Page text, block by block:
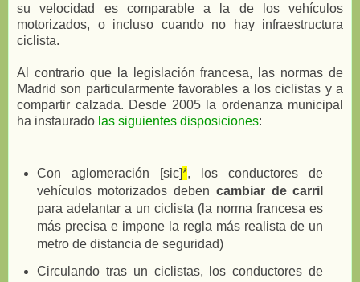
su velocidad es comparable a la de los vehículos
motorizados, o incluso cuando no hay infraestructura
ciclista.
Al contrario que la legislación francesa, las normas de
Madrid son particularmente favorables a los ciclistas y a
compartir calzada. Desde 2005 la ordenanza municipal
ha instaurado las siguientes disposiciones:
Con aglomeración [sic]*, los conductores de
vehículos motorizados deben cambiar de carril
para adelantar a un ciclista (la norma francesa es
más precisa e impone la regla más realista de un
metro de distancia de seguridad)
Circulando tras un ciclistas, los conductores de